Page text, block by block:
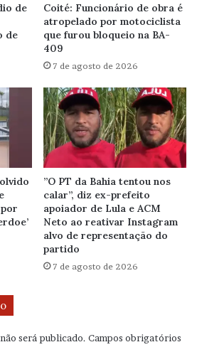
de
de
Coité: Funcionário de obra é
atropelado por motociclista
que furou bloqueio na BA-
409
7 de agosto de 2026
”O PT da Bahia tentou nos
calar”, diz ex-prefeito
apoiador de Lula e ACM
Neto ao reativar Instagram
alvo de representação do
partido
7 de agosto de 2026
será publicado. Campos obrigatórios